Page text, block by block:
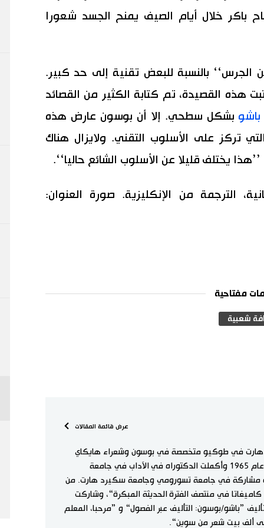
خلال أيام الصيف يمنح الجسد شعورا
بالنسبة للبعض تقنية إلى حد كبير.
هذه القصيدة، تم كتابة الكثير من القصائد
باشو بشكل سطحي. إلا أن بوسون عارض هذه
تركز على الأسلوب التقني. ولايزال هناك
يختلف قليلا عن الأسلوب الشائع حاليا‘‘.
الترجمة من الإنكليزية. صورة العنوان:
مفتاحية
شعبية
عرض قائمة المقالات
هارت في طوكيو متخصصة في بوسون وشعراء هايكاي
آخرين. ولدت في يوكوهاما عام 1965 وأكملت الدكتوراه في الآداب في جامعة
مشاركة في جامعة تسورومي وجامعة سكيرد هارت. من
في منتصف الفترة الحديثة المبكرة“، وشاركت
”باشو/بوسون: التأليف عبر الفصول“ و ”مرحبا، المعلم
ألف بيت شعر من سوين“.